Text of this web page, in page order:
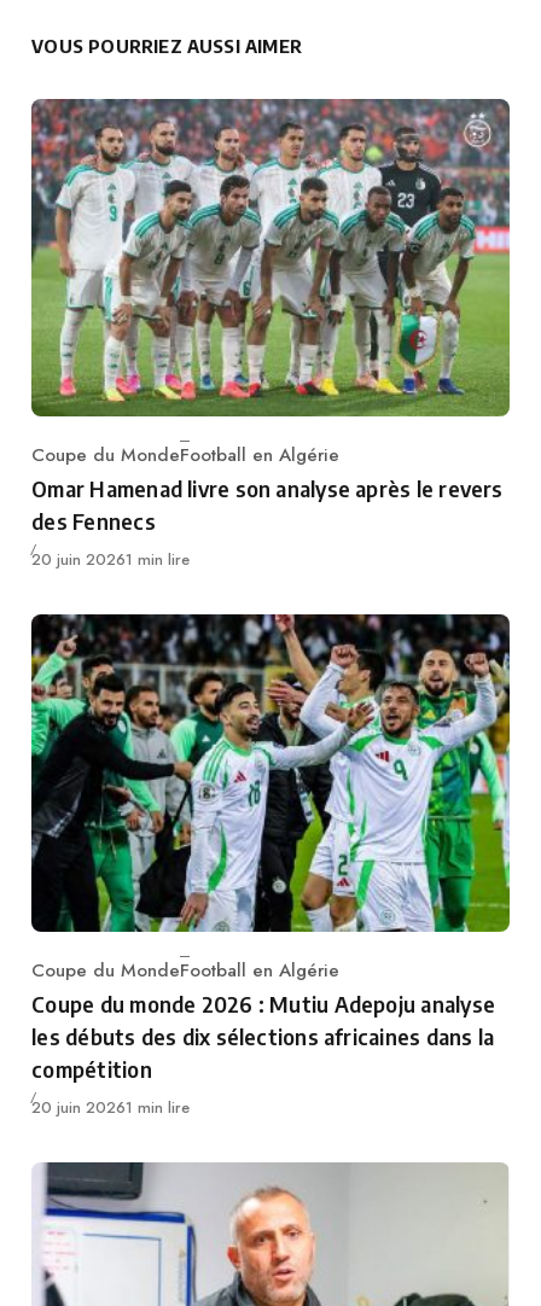
VOUS POURRIEZ AUSSI AIMER
Category
Coupe du MondeFootball en Algérie
Omar Hamenad livre son analyse après le revers
des Fennecs
Publié
20 juin 20261 min lire
Category
Coupe du MondeFootball en Algérie
Coupe du monde 2026 : Mutiu Adepoju analyse
les débuts des dix sélections africaines dans la
compétition
Publié
20 juin 20261 min lire